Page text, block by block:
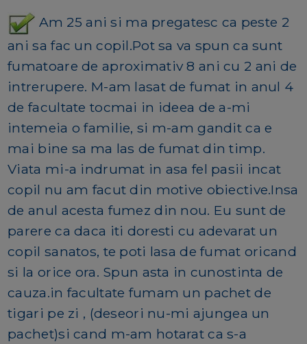
Am 25 ani si ma pregatesc ca peste 2
ani sa fac un copil.Pot sa va spun ca sunt
fumatoare de aproximativ 8 ani cu 2 ani de
intrerupere. M-am lasat de fumat in anul 4
de facultate tocmai in ideea de a-mi
intemeia o familie, si m-am gandit ca e
mai bine sa ma las de fumat din timp.
Viata mi-a indrumat in asa fel pasii incat
copil nu am facut din motive obiective.Insa
de anul acesta fumez din nou. Eu sunt de
parere ca daca iti doresti cu adevarat un
copil sanatos, te poti lasa de fumat oricand
si la orice ora. Spun asta in cunostinta de
cauza.in facultate fumam un pachet de
tigari pe zi , (deseori nu-mi ajungea un
pachet)si cand m-am hotarat ca s-a